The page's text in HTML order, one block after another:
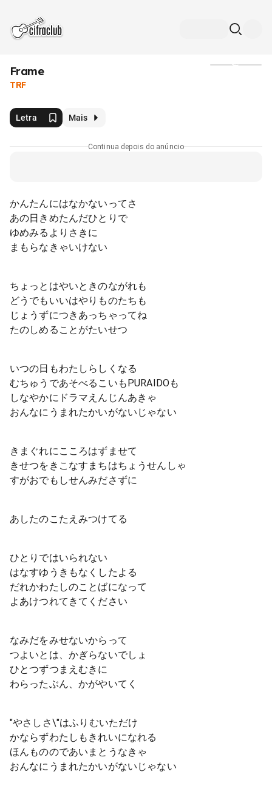
Frame
TRF
Letra Mais
Continua depois do anúncio
かんたんにはなかないってさ
あの日きめたんだひとりで
ゆめみるよりさきに
まもらなきゃいけない
ちょっとはやいときのながれも
どうでもいいはやりものたちも
じょうずにつきあっちゃってね
たのしめることがたいせつ
いつの日もわたしらしくなる
むちゅうであそべるこいもPURAIDOも
しなやかにドラマえんじんあきゃ
おんなにうまれたかいがないじゃない
きまぐれにこころはずませて
きせつをきこなすまちはちょうせんしゃ
すがおでもしせんみださずに
あしたのこたえみつけてる
ひとりではいられない
はなすゆうきもなくしたよる
だれかわたしのことばになって
よあけつれてきてください
なみだをみせないからって
つよいとは、かぎらないでしょ
ひとつずつまえむきに
わらったぶん、かがやいてく
"やさしさ\"はふりむいただけ
かならずわたしもきれいになれる
ほんもののであいまとうなきゃ
おんなにうまれたかいがないじゃない